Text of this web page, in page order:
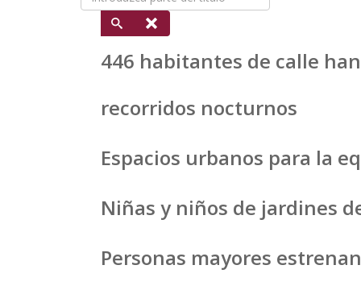
446 habitantes de calle
recorridos nocturnos
Espacios urbanos para la
Niñas y niños de jardines
Personas mayores